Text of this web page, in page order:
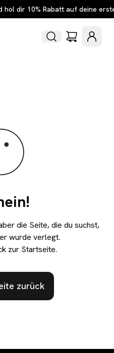
dir 10% Rabatt auf deine
die Seite, die du suchst,
wurde verlegt.
zur Startseite.
zurück